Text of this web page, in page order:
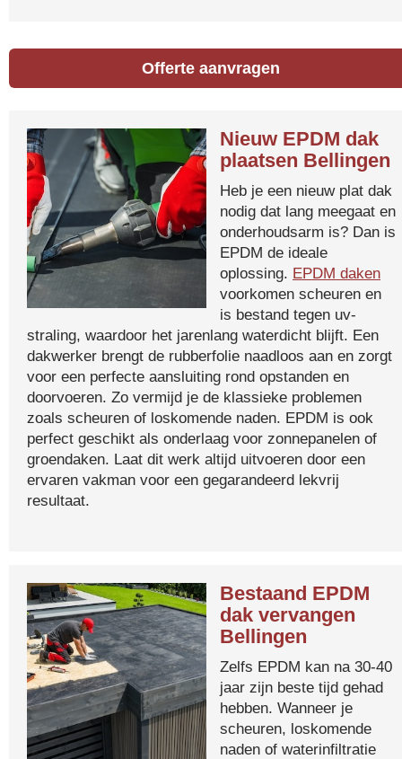
Offerte aanvragen
Nieuw EPDM dak
plaatsen Bellingen
Heb je een nieuw plat dak
nodig dat lang meegaat en
onderhoudsarm is? Dan is
EPDM de ideale
oplossing. EPDM daken
voorkomen scheuren en
is bestand tegen uv-
straling, waardoor het jarenlang waterdicht blijft. Een
dakwerker brengt de rubberfolie naadloos aan en zorgt
voor een perfecte aansluiting rond opstanden en
doorvoeren. Zo vermijd je de klassieke problemen
zoals scheuren of loskomende naden. EPDM is ook
perfect geschikt als onderlaag voor zonnepanelen of
groendaken. Laat dit werk altijd uitvoeren door een
ervaren vakman voor een gegarandeerd lekvrij
resultaat.
Bestaand EPDM
dak vervangen
Bellingen
Zelfs EPDM kan na 30-40
jaar zijn beste tijd gehad
hebben. Wanneer je
scheuren, loskomende
naden of waterinfiltratie